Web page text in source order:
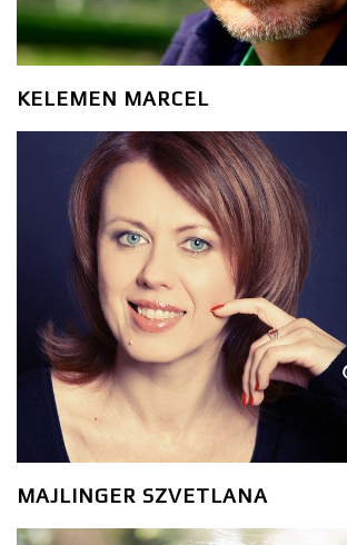
KELEMEN MARCEL
MAJLINGER SZVETLANA